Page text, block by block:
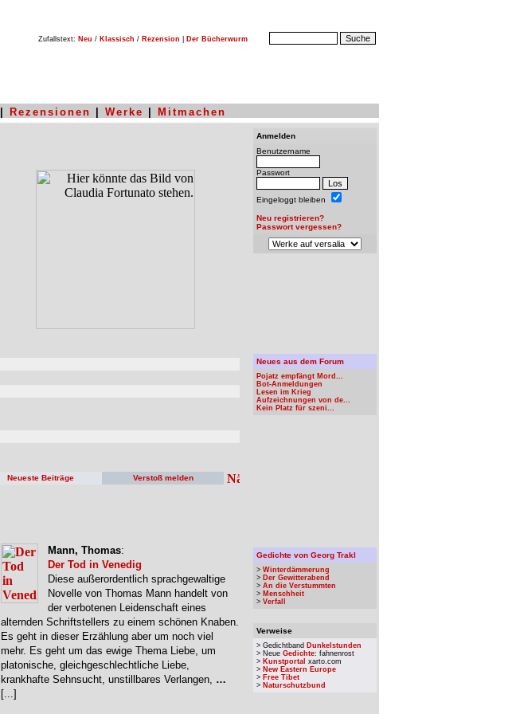
Zufallstext: Neu / Klassisch / Rezension Der Bücherwurm
Rezensionen Werke Mitmachen
Neueste Beiträge Verstoß melden
Mann, Thomas:
Der Tod in Venedig
Diese außerordentlich sprachgewaltige
Novelle von Thomas Mann handelt von
der verbotenen Leidenschaft eines
alternden Schriftstellers zu einem schönen Knaben.
Es geht in dieser Erzählung aber um noch viel
mehr. Es geht um das ewige Thema Liebe, um
platonische, gleichgeschlechtliche Liebe,
krankhafte Sehnsucht, unstillbares Verlangen, …
[...]
Anmelden
Benutzername
Passwort
Eingeloggt bleiben
Neu registrieren?
Passwort vergessen?
Neues aus dem Forum
Pojatz empfängt Mord...
Bot-Anmeldungen
Lesen im Krieg
Aufzeichnungen von de...
Kein Platz für szeni...
Gedichte von Georg Trakl
> Winterdämmerung
> Der Gewitterabend
> An die Verstummten
> Menschheit
> Verfall
Verweise
> Gedichtband Dunkelstunden
> Neue Gedichte: fahnenrost
> Kunstportal xarto.com
> New Eastern Europe
> Free Tibet
> Naturschutzbund